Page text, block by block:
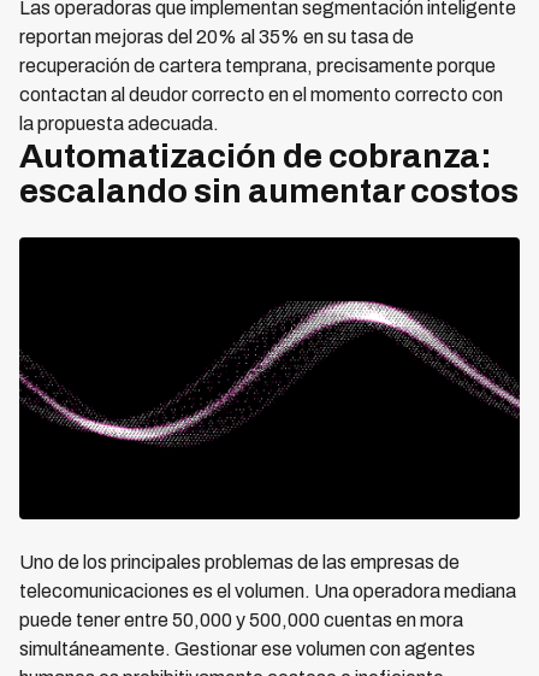
Las operadoras que implementan segmentación inteligente
reportan mejoras del 20% al 35% en su tasa de
recuperación de cartera temprana, precisamente porque
contactan al deudor correcto en el momento correcto con
la propuesta adecuada.
Automatización de cobranza:
escalando sin aumentar costos
Uno de los principales problemas de las empresas de
telecomunicaciones es el volumen. Una operadora mediana
puede tener entre 50,000 y 500,000 cuentas en mora
simultáneamente. Gestionar ese volumen con agentes